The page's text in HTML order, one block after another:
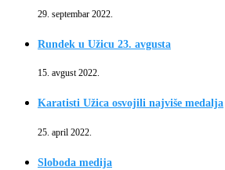
29. septembar 2022.
Rundek u Užicu 23. avgusta
15. avgust 2022.
Karatisti Užica osvojili najviše medalja
25. april 2022.
Sloboda medija